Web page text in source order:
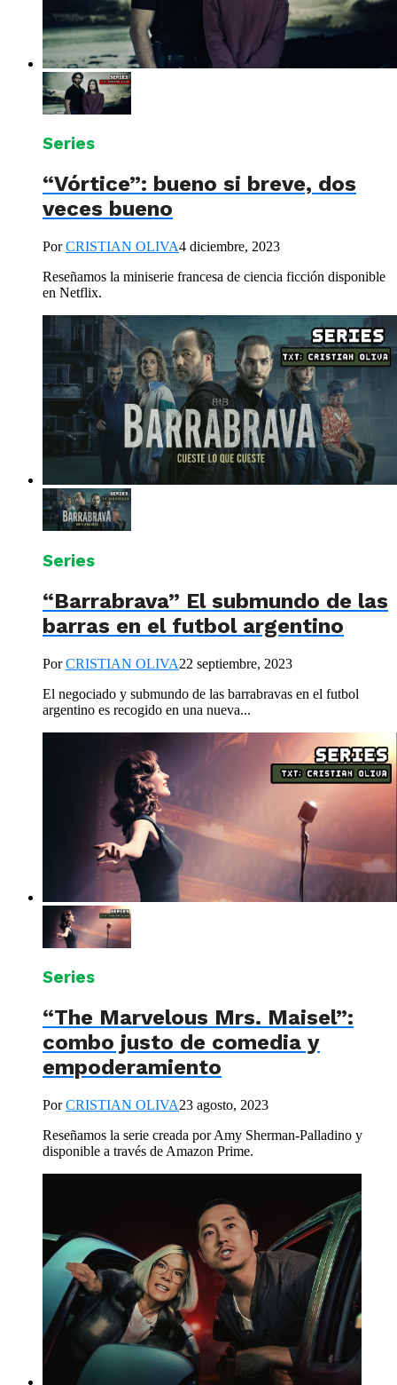
Series
“Vórtice”: bueno si breve, dos
veces bueno
PorCRISTIAN OLIVA4 diciembre, 2023
Reseñamos la miniserie francesa de ciencia ficción disponible
en Netflix.
Series
“Barrabrava” El submundo de las
barras en el futbol argentino
PorCRISTIAN OLIVA22 septiembre, 2023
El negociado y submundo de las barrabravas en el futbol
argentino es recogido en una nueva...
Series
“The Marvelous Mrs. Maisel”:
combo justo de comedia y
empoderamiento
PorCRISTIAN OLIVA23 agosto, 2023
Reseñamos la serie creada por Amy Sherman-Palladino y
disponible a través de Amazon Prime.